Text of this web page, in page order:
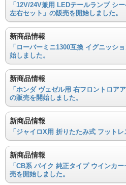
「12V/24V兼用 LEDテールランプ シ
左右セット」の販売を開始しました。
新商品情報
「ローバーミニ1300互換 イグニッシ
始しました。
新商品情報
「ホンダ ヴェゼル用 右フロントロア
の販売を開始しました。
新商品情報
「ジャイロX用 折りたたみ式 フット
新商品情報
「CB系 バイク 純正タイプ ウインカ
売を開始しました。